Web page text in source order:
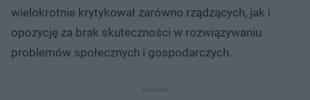
wielokrotnie krytykował zarówno rządzących, jak i
opozycję za brak skuteczności w rozwiązywaniu
problemów społecznych i gospodarczych.